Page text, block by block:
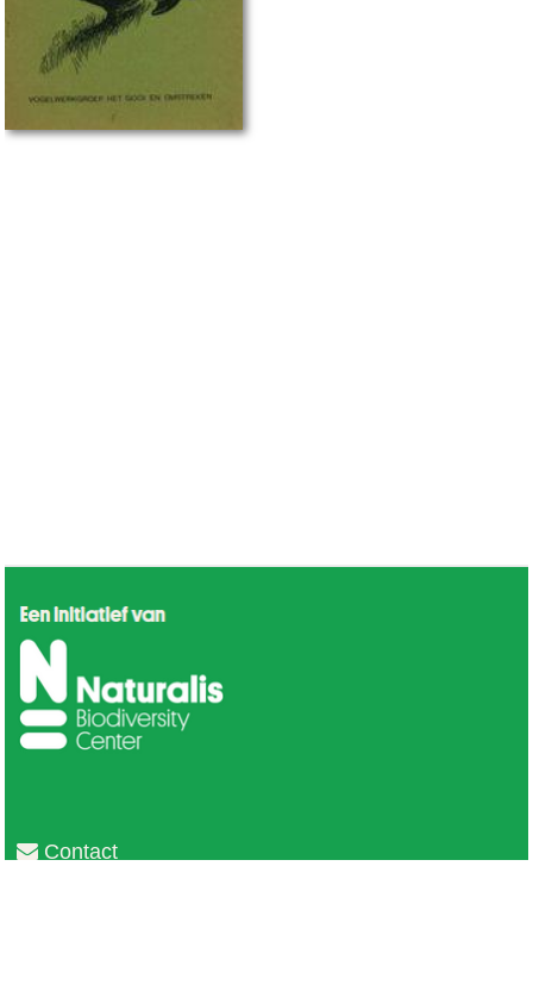
Contact